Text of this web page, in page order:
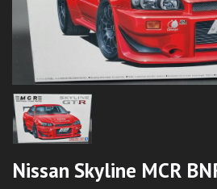
Nissan Skyline MCR